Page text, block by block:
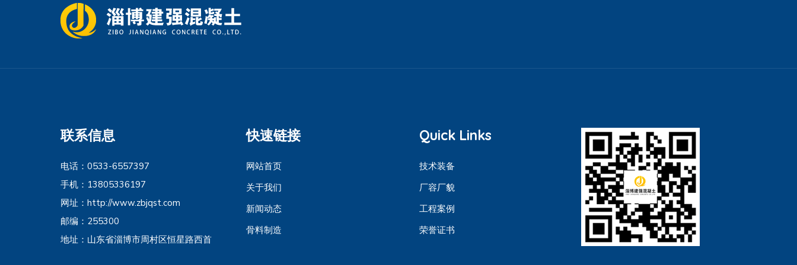
联系信息
电话：0533-6557397
手机：13805336197
网址：http://www.zbjqst.com
邮编：255300
地址：山东省淄博市周村区恒星路西首
快速链接
网站首页
关于我们
新闻动态
骨料制造
Quick Links
技术装备
厂容厂貌
工程案例
荣誉证书